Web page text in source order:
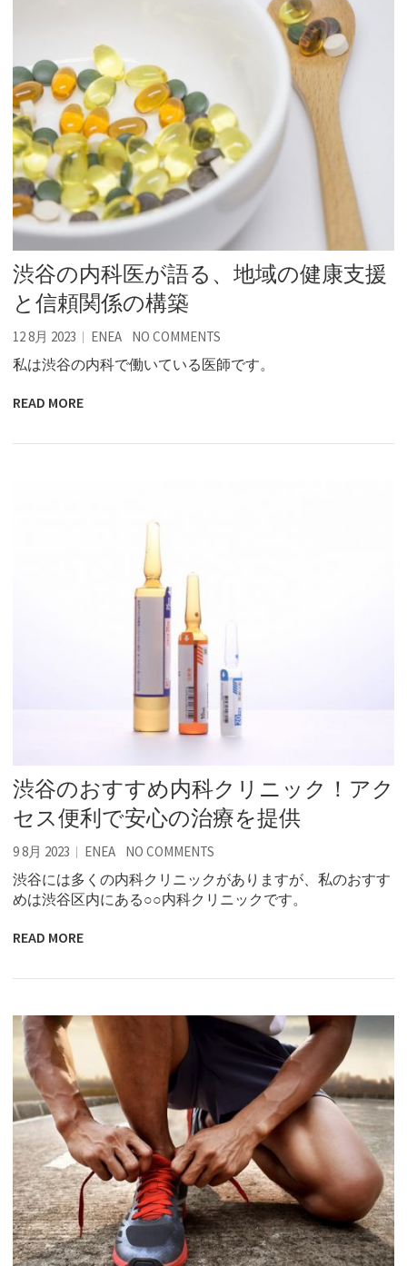
渋谷の内科医が語る、地域の健康支援
と信頼関係の構築
12 8月 2023 ENEA NO COMMENTS
私は渋谷の内科で働いている医師です。
READ MORE
渋谷のおすすめ内科クリニック！アク
セス便利で安心の治療を提供
9 8月 2023 ENEA NO COMMENTS
渋谷には多くの内科クリニックがありますが、私のおすす
めは渋谷区内にある○○内科クリニックです。
READ MORE